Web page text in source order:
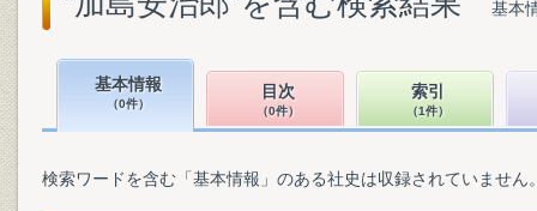
基本
基本情報
（0件）
目次
（0件）
索引
（1件）
検索ワードを含む「基本情報」のある社史は収録されていません